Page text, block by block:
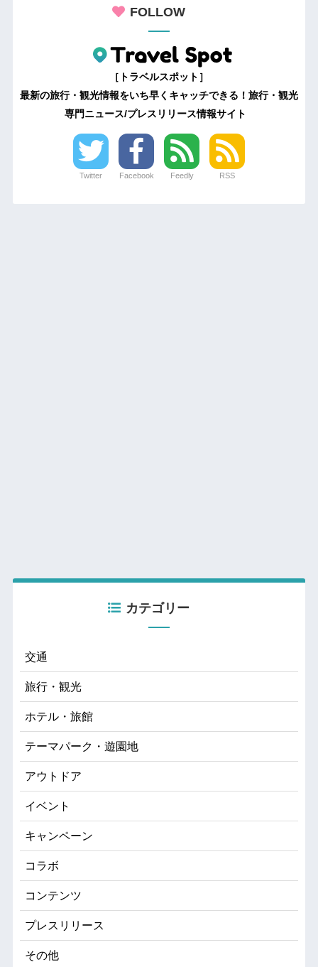
FOLLOW
［トラベルスポット］
最新の旅行・観光情報をいち早くキャッチできる！旅行・観光
専門ニュース/プレスリリース情報サイト
Twitter Facebook Feedly RSS
カテゴリー
交通
旅行・観光
ホテル・旅館
テーマパーク・遊園地
アウトドア
イベント
キャンペーン
コラボ
コンテンツ
プレスリリース
その他